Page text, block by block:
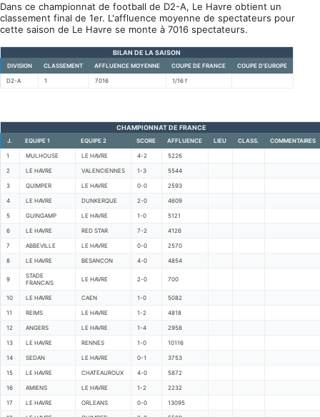
Dans ce championnat de football de D2-A, Le Havre obtient un
classement final de 1er. L'affluence moyenne de spectateurs pour
cette saison de Le Havre se monte à 7016 spectateurs.
BILAN DE LA SAISON
DIVISION CLASSEMENT AFFLUENCE MOYENNE COUPE DE FRANCE COUPE D'EUROPE
D2-A 1 7016 1/16 f
CHAMPIONNAT DE FRANCE
J. EQUIPE 1 EQUIPE 2 SCORE AFFLUENCE LIEU CLASS. COMMENTAIRES
1 MULHOUSE LE HAVRE 4-2 5226
2 LE HAVRE VALENCIENNES 1-3 5544
3 QUIMPER LE HAVRE 0-0 2593
4 LE HAVRE DUNKERQUE 2-0 4609
5 GUINGAMP LE HAVRE 1-0 5121
6 LE HAVRE RED STAR 7-2 4126
7 ABBEVILLE LE HAVRE 0-0 2570
8 LE HAVRE BESANCON 4-0 4854
9
STADE
FRANCAIS
LE HAVRE 2-0 700
10 LE HAVRE CAEN 1-0 5082
11 REIMS LE HAVRE 1-2 4818
12 ANGERS LE HAVRE 1-4 2958
13 LE HAVRE RENNES 1-0 10116
14 SEDAN LE HAVRE 0-1 3753
15 LE HAVRE CHATEAUROUX 4-0 5872
16 AMIENS LE HAVRE 1-2 2232
17 LE HAVRE ORLEANS 0-0 13095